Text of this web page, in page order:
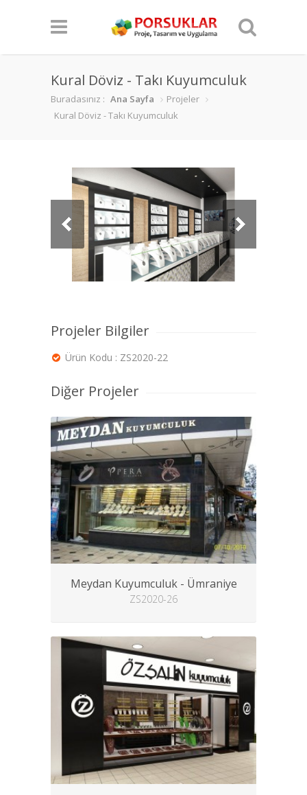
Kural Döviz - Takı Kuyumculuk
Buradasınız : Ana Sayfa
Projeler
Kural Döviz - Takı Kuyumculuk
Projeler Bilgiler
Ürün Kodu : ZS2020-22
Diğer Projeler
Meydan Kuyumculuk - Ümraniye
ZS2020-26